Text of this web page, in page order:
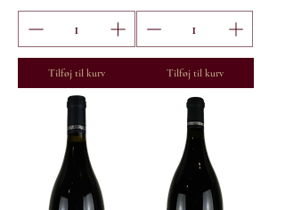
Tilføj til kurv Tilføj til kurv